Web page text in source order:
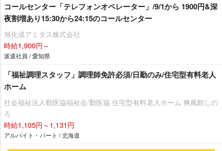
コールセンター「テレフォンオペレーター」/9/1から 1900円&深
夜割増あり15:30から24:15のコールセンター
旭化成アミダス株式会社
時給1,900円～
派遣社員 / 愛知県
「福祉調理スタッフ」調理師免許必須/日勤のみ/住宅型有料老人
ホーム
社会福祉法人勤医協福祉会/勤医協 住宅型有料老人ホーム 爽風館しの
ろ
時給1,105円～1,131円
アルバイト・パート / 北海道